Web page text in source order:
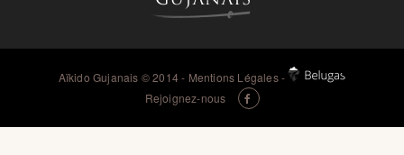
Aïkido Gujanais © 2014 - Mentions Légales-
Rejoignez-nous